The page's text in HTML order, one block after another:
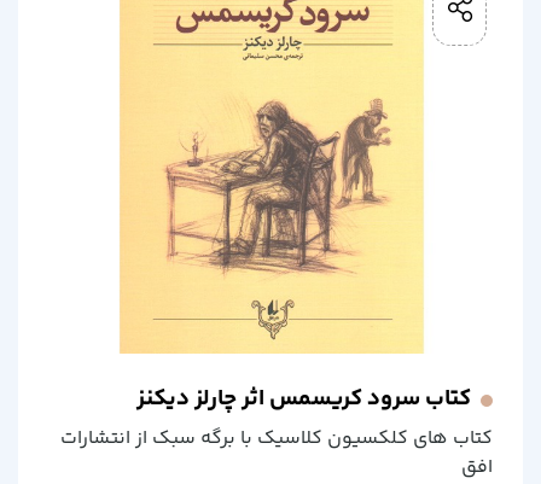
کتاب سرود کریسمس اثر چارلز دیکنز
کتاب های کلکسیون کلاسیک با برگه سبک از انتشارات
افق